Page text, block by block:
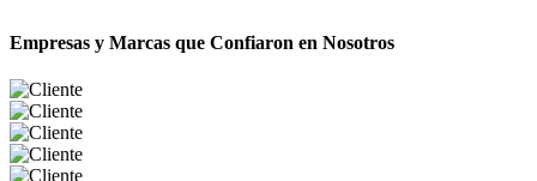
Empresas y Marcas que Confiaron en Nosotros